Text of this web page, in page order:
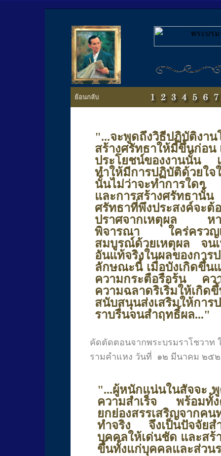
ย้อนกลับ
"...จะพูดถึงวิธีปฏิบัติงา
สร้างศรัทธาให้มีขึ้นก่อน
ประโยชน์ของงานนั้น
ทำให้มีการปฏิบัติด้วยใ
นั้นไม่ว่าจะทำการใดๆ
และการสร้างศรัทธา
ศรัทธาที่พึงประสงค์จะต้
ปราศจากเหตุผล หาก
พิจารณา ใคร่ครวญแ
สมบูรณ์ด้วยเหตุผล จน
อันแท้จริงในผลของกา
ลักษณะนี้ เมื่อบังเกิดขึ้น
ความกระตือรือร้น คว
ความฉลาดริเริ่มให้เกิด
สนับสนุนส่งเสริมให้การ
ราบรื่นจนสำฤทธิ์ผล..."
คัดตัดตอนจากพระบรมราโชวาท
รามคำแหง วันที่ ๑๒ มีนาคม ๒๕
"...ผู้หนักแน่นในสัจจะ พู
ความสำเร็จ พร้อมทั้
ยกย่องสรรเสริญจากค
ทำจริง จึงเป็นปัจจัยส
บุคคลให้เด่นชัด และสร้
ขึ้นทั้งแก่บุคคลและส่วน